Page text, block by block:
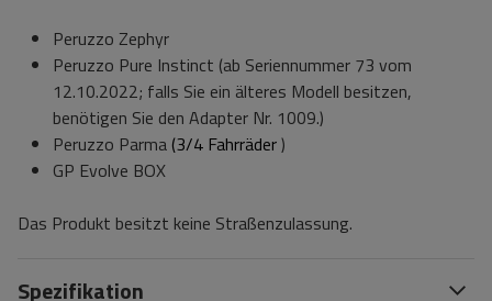
Peruzzo Zephyr
Peruzzo Pure Instinct (ab Seriennummer 73 vom
12.10.2022; falls Sie ein älteres Modell besitzen,
benötigen Sie den Adapter Nr. 1009.)
Peruzzo Parma(3/4 Fahrräder)
GP Evolve BOX
Das Produkt besitzt keine Straßenzulassung.
Spezifikation